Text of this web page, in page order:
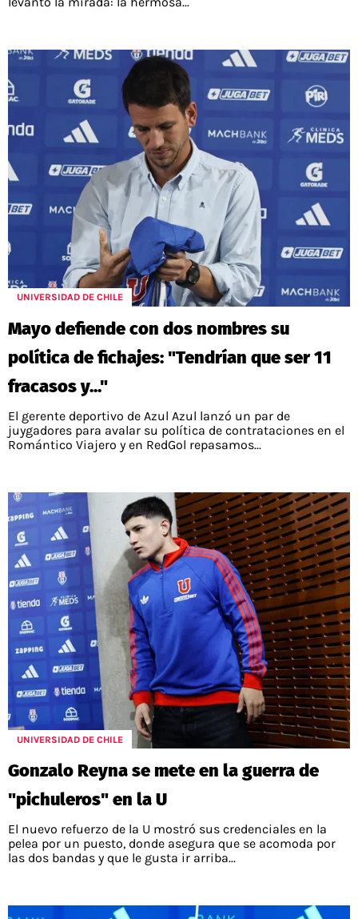
UNIVERSIDAD DE CHILE
Mayo defiende con dos nombres su
política de fichajes: "Tendrían que ser 11
fracasos y..."
El gerente deportivo de Azul Azul lanzó un par de
juygadores para avalar su política de contrataciones en el
Romántico Viajero y en RedGol repasamos...
UNIVERSIDAD DE CHILE
Gonzalo Reyna se mete en la guerra de
"pichuleros" en la U
El nuevo refuerzo de la U mostró sus credenciales en la
pelea por un puesto, donde asegura que se acomoda por
las dos bandas y que le gusta ir arriba...